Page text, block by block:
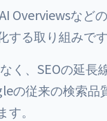
Overviewsなど
る取り組みです
く、SEOの延長
の従来の検索品
。